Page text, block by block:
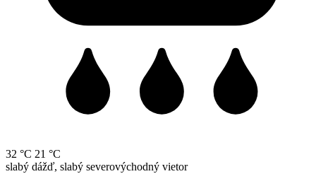
32 °C 21 °C
slabý dážď, slabý severovýchodný vietor